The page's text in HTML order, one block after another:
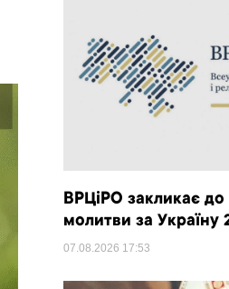
ВРЦіРО закликає до
молитви за Україну
07.08.2026 17:53